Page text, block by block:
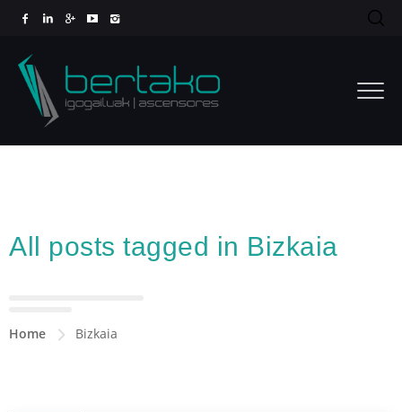
All posts tagged in Bizkaia
Home Bizkaia